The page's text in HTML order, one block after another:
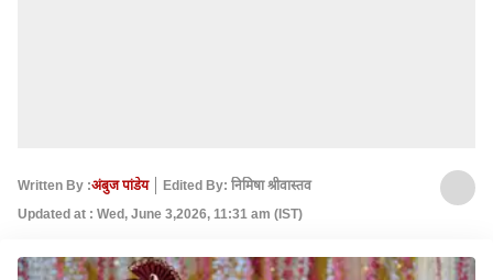
Written By :अंबुज पांडेय
Edited By: निमिषा श्रीवास्तव
Updated at : Wed, June 3,2026, 11:31 am (IST)